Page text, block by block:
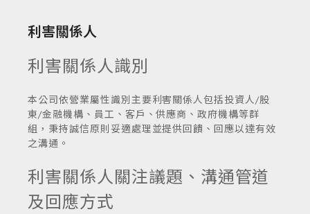
利害關係人
利害關係人識別
本公司依營業屬性識別主要利害關係人包括投資人/股
東/金融機構、員工、客戶、供應商、政府機構等群
組，秉持誠信原則妥適處理並提供回饋、回應以達有效
之溝通。
利害關係人關注議題、溝通管道
及回應方式